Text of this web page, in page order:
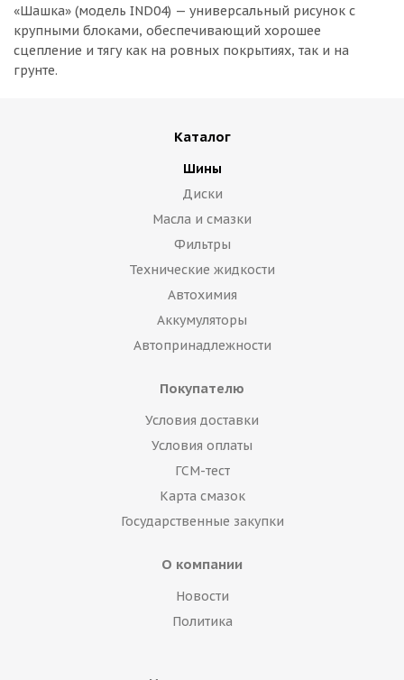
«Шашка» (модель IND04) — универсальный рисунок с
крупными блоками, обеспечивающий хорошее
сцепление и тягу как на ровных покрытиях, так и на
грунте.
Каталог
Шины
Диски
Масла и смазки
Фильтры
Технические жидкости
Автохимия
Аккумуляторы
Автопринадлежности
Покупателю
Условия доставки
Условия оплаты
ГСМ-тест
Карта смазок
Государственные закупки
О компании
Новости
Политика